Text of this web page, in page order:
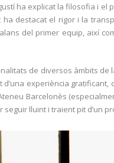
ha explicat la filosofia i el
destacat el rigor i la
del primer equip, així
de diversos àmbits
experiència
Barcelonès
lluint i traient pit d’un